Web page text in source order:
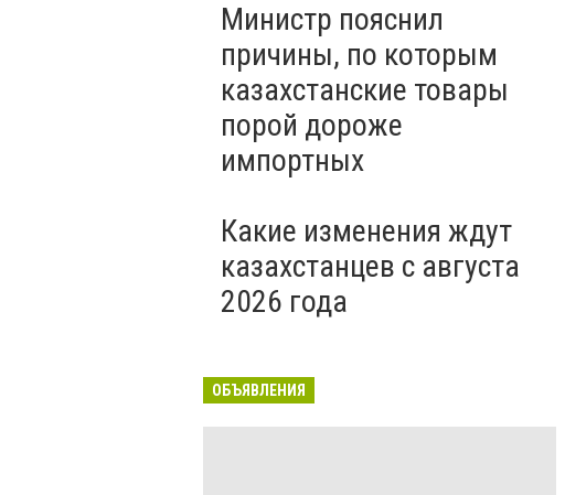
Министр пояснил
причины, по которым
казахстанские товары
порой дороже
импортных
Какие изменения ждут
казахстанцев с августа
2026 года
ОБЪЯВЛЕНИЯ